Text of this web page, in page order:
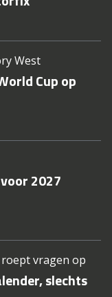
West
Cup op
2027
vragen op
slechts